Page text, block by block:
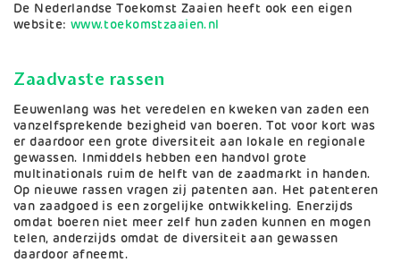
De Nederlandse Toekomst Zaaien heeft ook een eigen
website: www.toekomstzaaien.nl
Zaadvaste rassen
Eeuwenlang was het veredelen en kweken van zaden een
vanzelfsprekende bezigheid van boeren. Tot voor kort was
er daardoor een grote diversiteit aan lokale en regionale
gewassen. Inmiddels hebben een handvol grote
multinationals ruim de helft van de zaadmarkt in handen.
Op nieuwe rassen vragen zij patenten aan. Het patenteren
van zaadgoed is een zorgelijke ontwikkeling. Enerzijds
omdat boeren niet meer zelf hun zaden kunnen en mogen
telen, anderzijds omdat de diversiteit aan gewassen
daardoor afneemt.